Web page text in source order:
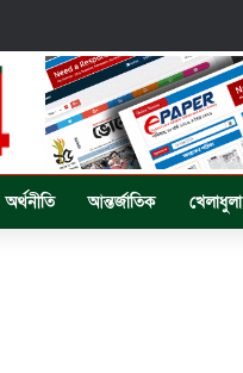
সড়ক, ধসে পড়ছে পুরাতন কালভার্ট।
অর্থনীতি আন্তর্জাতিক খেলাধুলা